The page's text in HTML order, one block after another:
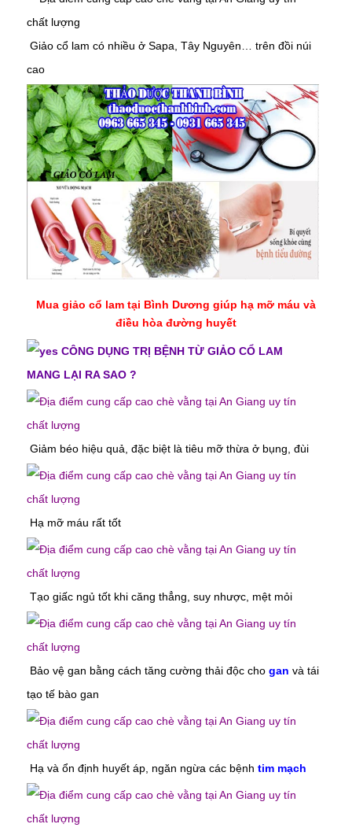
Giảo cổ lam có nhiều ở Sapa, Tây Nguyên… trên đồi núi
cao
Mua giảo cổ lam tại Bình Dương giúp hạ mỡ máu và
điều hòa đường huyết
CÔNG DỤNG TRỊ BỆNH TỪ GIẢO CỔ LAM
MANG LẠI RA SAO ?
Giảm béo hiệu quả, đặc biệt là tiêu mỡ thừa ở bụng, đùi
Hạ mỡ máu rất tốt
Tạo giấc ngủ tốt khi căng thẳng, suy nhược, mệt mỏi
Bảo vệ gan bằng cách tăng cường thải độc cho gan và tái
tạo tế bào gan
Hạ và ổn định huyết áp, ngăn ngừa các bệnh tim mạch